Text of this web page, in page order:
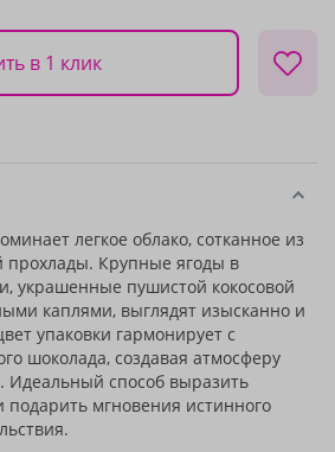
в 1 клик
легкое облако, сотканное из
прохлады. Крупные ягоды в
украшенные пушистой кокосовой
каплями, выглядят изысканно и
упаковки гармонирует с
шоколада, создавая атмосферу
Идеальный способ выразить
подарить мгновения истинного